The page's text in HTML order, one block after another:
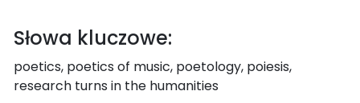
Słowa kluczowe:
poetics, poetics of music, poetology, poiesis,
research turns in the humanities